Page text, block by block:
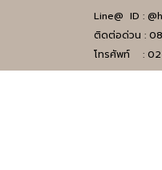
Line@ ID :
ติดต่อด่วน :
โทรศัพท์ :